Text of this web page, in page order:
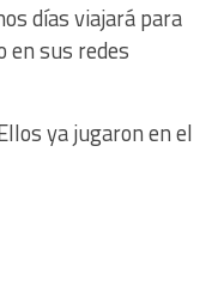
días viajará para
en sus redes
ya jugaron en el